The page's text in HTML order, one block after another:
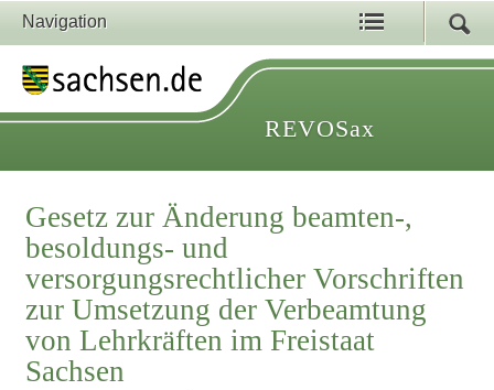
Navigation
REVOSax
Gesetz zur Änderung beamten-,
besoldungs- und
versorgungsrechtlicher Vorschriften
zur Umsetzung der Verbeamtung
von Lehrkräften im Freistaat
Sachsen